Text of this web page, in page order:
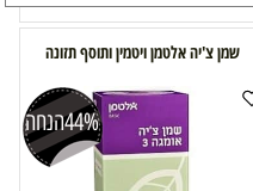
שמן צ'יה אלטמן ויטמין ותוסף תזונה
44%הנחה